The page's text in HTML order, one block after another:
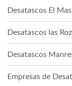
Desatascos El
Desatascos las
Desatascos
Empresas de